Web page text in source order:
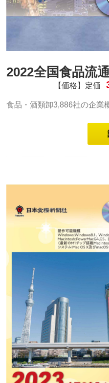
2022全国食品流
【価格】定価
食品・酒類卸3,886社の企業